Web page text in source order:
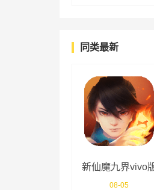
同类最新
新仙魔九界vivo
08-05